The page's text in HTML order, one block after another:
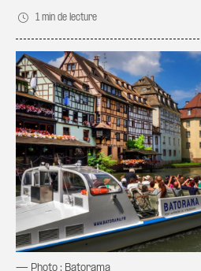
1 min de lecture
— Photo : Batorama